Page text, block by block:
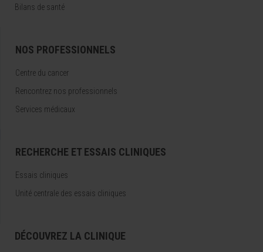
Bilans de santé
NOS PROFESSIONNELS
Centre du cancer
Rencontrez nos professionnels
Services médicaux
RECHERCHE ET ESSAIS CLINIQUES
Essais cliniques
Unité centrale des essais cliniques
DÉCOUVREZ LA CLINIQUE